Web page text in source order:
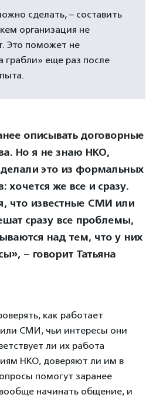
сделать, – составить
организация не
Это поможет не
грабли» еще раз после
описывать договорные
Но я не знаю НКО,
это из формальных
хочется же все и сразу.
что известные СМИ или
сразу все проблемы,
над тем, что у них
– говорит Татьяна
как работает
СМИ, чьи интересы они
ли их работа
НКО, доверяют ли им в
помогут заранее
начинать общение, и